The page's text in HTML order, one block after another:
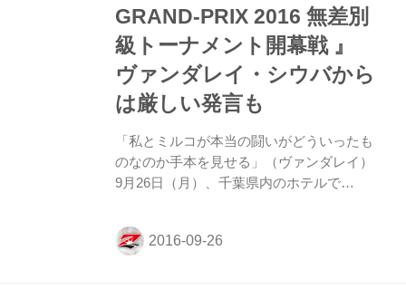
(木)／12月31日(土)...
GRAND-PRIX 2016 無差別
級トーナメント開幕戦 』
ヴァンダレイ・シウバから
は厳しい発言も
「私とミルコが本当の闘いがどういったも
のなのか手本を見せる」（ヴァンダレイ）
9月26日（月）、千葉県内のホテルで
WORLD GRAND-PRIX 2016 無差別級トー
ナメント開幕戦 』（さいたまスーパーアリ